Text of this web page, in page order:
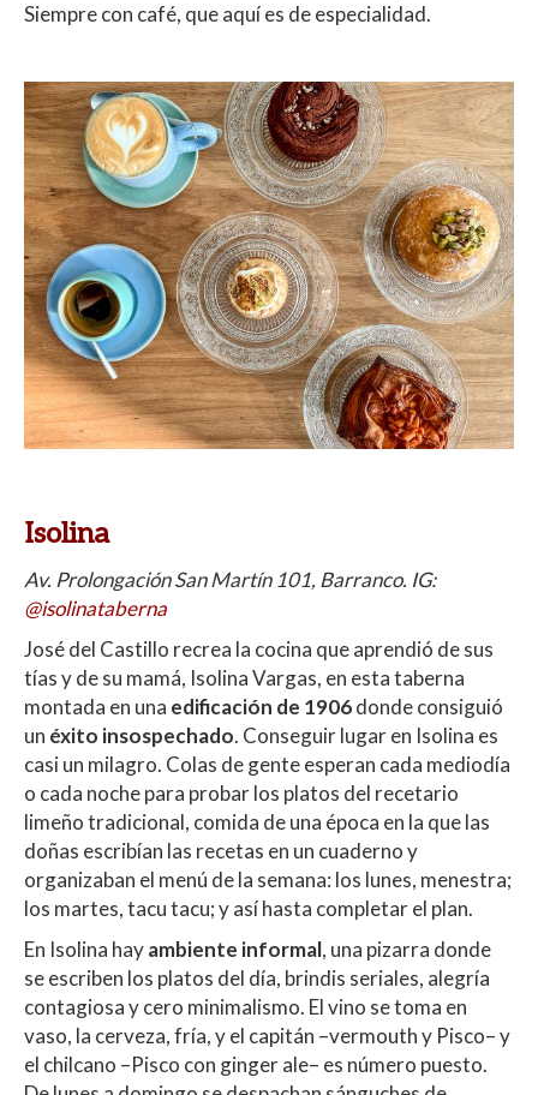
Siempre con café, que aquí es de especialidad.
Isolina
Av. Prolongación San Martín 101, Barranco. IG:
@isolinataberna
José del Castillo recrea la cocina que aprendió de sus
tías y de su mamá, Isolina Vargas, en esta taberna
montada en una edificación de 1906donde consiguió
un éxito insospechado. Conseguir lugar en Isolina es
casi un milagro. Colas de gente esperan cada mediodía
o cada noche para probar los platos del recetario
limeño tradicional, comida de una época en la que las
doñas escribían las recetas en un cuaderno y
organizaban el menú de la semana: los lunes, menestra;
los martes, tacu tacu; y así hasta completar el plan.
En Isolina hayambiente informal, una pizarra donde
se escriben los platos del día, brindis seriales, alegría
contagiosa y cero minimalismo. El vino se toma en
vaso, la cerveza, fría, y el capitán –vermouth y Pisco– y
el chilcano –Pisco con ginger ale– es número puesto.